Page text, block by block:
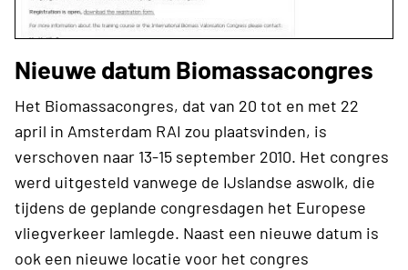
Nieuwe datum Biomassacongres
Het Biomassacongres, dat van 20 tot en met 22
april in Amsterdam RAI zou plaatsvinden, is
verschoven naar 13-15 september 2010. Het congres
werd uitgesteld vanwege de IJslandse aswolk, die
tijdens de geplande congresdagen het Europese
vliegverkeer lamlegde. Naast een nieuwe datum is
ook een nieuwe locatie voor het congres